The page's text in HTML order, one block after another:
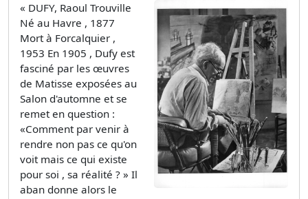
« DUFY, Raoul Trouville
Né au Havre , 1877
Mort à Forcalquier ,
1953 En 1905 , Dufy est
fasciné par les œuvres
de Matisse exposées au
Salon d'automne et se
remet en question :
«Comment par­ venir à
rendre non pas ce qu'on
voit mais ce qui existe
pour soi , sa réalité ? » Il
aban­ donne alors le